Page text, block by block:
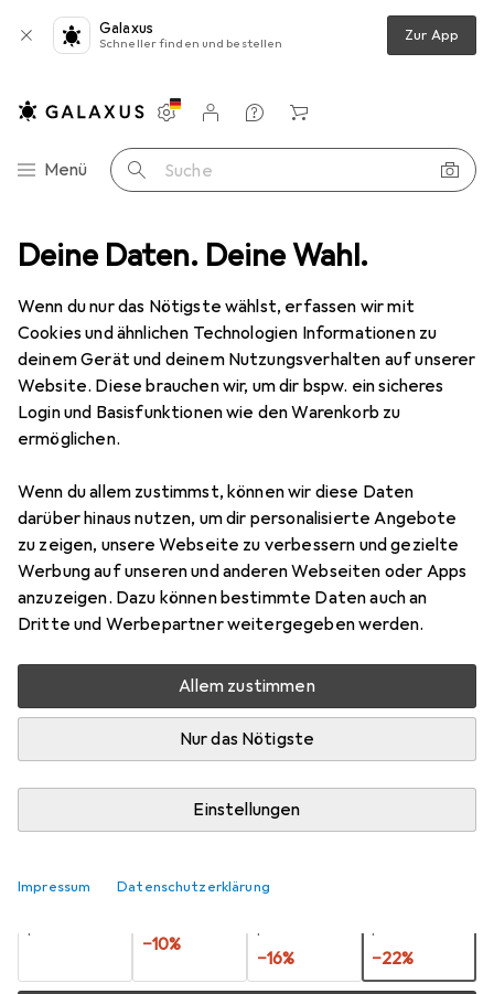
Deine Daten. Deine Wahl.
Wenn du nur das Nötigste wählst, erfassen wir mit
Cookies und ähnlichen Technologien Informationen zu
deinem Gerät und deinem Nutzungsverhalten auf unserer
Website. Diese brauchen wir, um dir bspw. ein sicheres
Login und Basisfunktionen wie den Warenkorb zu
ermöglichen.
Wenn du allem zustimmst, können wir diese Daten
darüber hinaus nutzen, um dir personalisierte Angebote
zu zeigen, unsere Webseite zu verbessern und gezielte
Werbung auf unseren und anderen Webseiten oder Apps
anzuzeigen. Dazu können bestimmte Daten auch an
Dritte und Werbepartner weitergegeben werden.
Allem zustimmen
Nur das Nötigste
Einstellungen
Impressum Datenschutzerklärung
Galaxus
Schneller finden und bestellen Zur App
Navigation nach Kategorien
Menü Suche
Einstellungen
Kundenkonto
Vergleichslisten
Merklisten
Warenkorb
Tonstudio Audio Stecker Hicon XLR Stecker 3pol HI-X3CM-V
2 Bilder
MENGENRABATT
HiconXLR Stecker 3pol HI-X3CM-V
Preis in EUR inkl. MwSt.
EUR
4,45
Schneller lieferbar
Angebot fürEUR
22,01
1
Zwischen Fr, 14.8. und Di, 18.8. geliefert
Mehr als 10 Stück an Lager beim Lieferanten
1 Stück
2 Stück
−10%
3 Stück
−16% −22%